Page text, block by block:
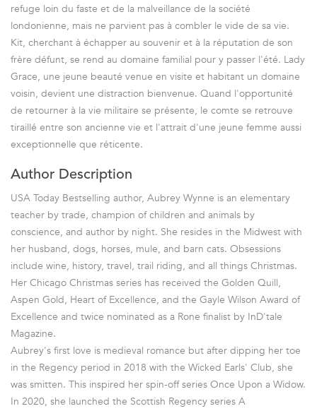
refuge loin du faste et de la malveillance de la société
londonienne, mais ne parvient pas à combler le vide de sa vie.
Kit, cherchant à échapper au souvenir et à la réputation de son
frère défunt, se rend au domaine familial pour y passer l'été. Lady
Grace, une jeune beauté venue en visite et habitant un domaine
voisin, devient une distraction bienvenue. Quand l'opportunité
de retourner à la vie militaire se présente, le comte se retrouve
tiraillé entre son ancienne vie et l'attrait d'une jeune femme aussi
exceptionnelle que réticente.
Author Description
USA Today Bestselling author, Aubrey Wynne is an elementary
teacher by trade, champion of children and animals by
conscience, and author by night. She resides in the Midwest with
her husband, dogs, horses, mule, and barn cats. Obsessions
include wine, history, travel, trail riding, and all things Christmas.
Her Chicago Christmas series has received the Golden Quill,
Aspen Gold, Heart of Excellence, and the Gayle Wilson Award of
Excellence and twice nominated as a Rone finalist by InD'tale
Magazine.
Aubrey's first love is medieval romance but after dipping her toe
in the Regency period in 2018 with the Wicked Earls' Club, she
was smitten. This inspired her spin-off series Once Upon a Widow.
In 2020, she launched the Scottish Regency series A